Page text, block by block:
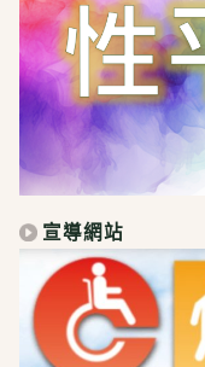
宣導網站